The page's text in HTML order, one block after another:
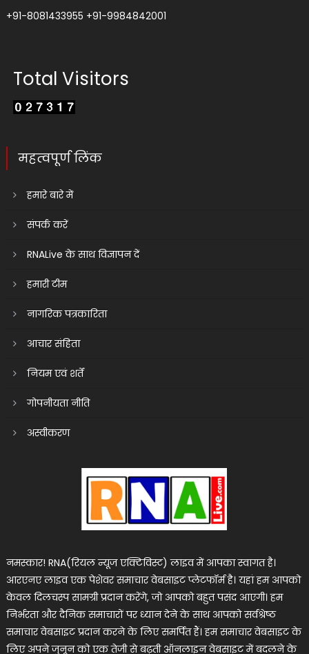
+91-8081433955 +91-9984842001
Total Visitors
महत्वपूर्ण लिंक
हमारे बारे में
संपर्क करें
RNALive के साथ विज्ञापन दें
हमारी टीम
नागरिक पत्रकारिता
आचार संहिता
नियम एवं शर्तें
गोपनीयता नीति
अस्वीकरण
नमस्कार! RNA(रियल न्यूज एक्टिविस्ट) लाइव में आपका स्वागत है।
आरएनए लाइव एक पेशेवर समाचार वेबसाइट प्लेटफॉर्म है। यहां हम आपको
केवल दिलचस्प सामग्री प्रदान करेंगे, जो आपको बहुत पसंद आएगी। हम
निर्भरता और दैनिक समाचारों पर ध्यान देने के साथ आपको सर्वश्रेष्ठ
समाचार वेबसाइट प्रदान करने के लिए समर्पित हैं। हम समाचार वेबसाइट के
लिए अपने जुनून को एक तेजी से बढ़ती ऑनलाइन वेबसाइट में बदलने के